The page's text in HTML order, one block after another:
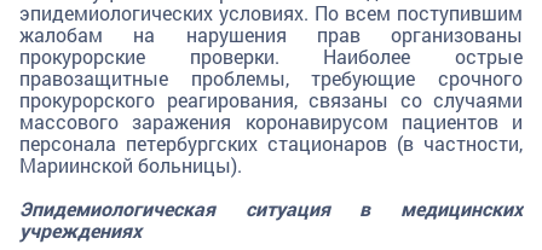
эпидемиологических условиях. По всем поступившим
жалобам на нарушения прав организованы
прокурорские проверки. Наиболее острые
правозащитные проблемы, требующие срочного
прокурорского реагирования, связаны со случаями
массового заражения коронавирусом пациентов и
персонала петербургских стационаров (в частности,
Мариинской больницы).
Эпидемиологическая ситуация в медицинских
учреждениях